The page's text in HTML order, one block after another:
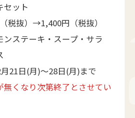
セット
税抜）→1,400円（税抜）
ンステーキ・スープ・サラ
21日(月)～28日(月)まで
くなり次第終了とさせてい